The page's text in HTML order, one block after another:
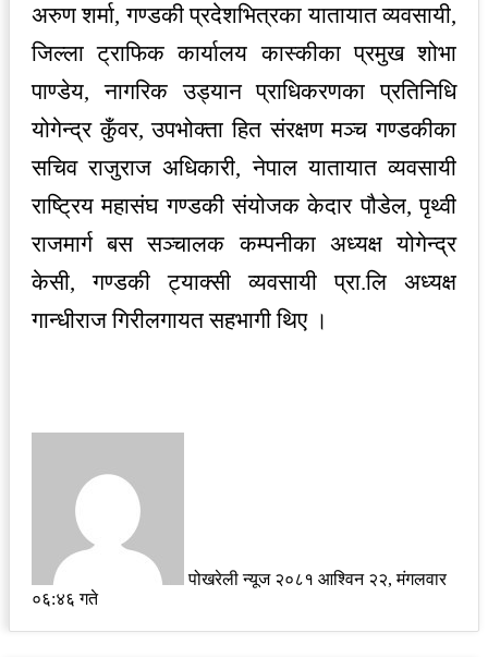
अरुण शर्मा, गण्डकी प्रदेशभित्रका यातायात व्यवसायी,
जिल्ला ट्राफिक कार्यालय कास्कीका प्रमुख शोभा
पाण्डेय, नागरिक उड्यान प्राधिकरणका प्रतिनिधि
योगेन्द्र कुँवर, उपभोक्ता हित संरक्षण मञ्च गण्डकीका
सचिव राजुराज अधिकारी, नेपाल यातायात व्यवसायी
राष्ट्रिय महासंघ गण्डकी संयोजक केदार पौडेल, पृथ्वी
राजमार्ग बस सञ्चालक कम्पनीका अध्यक्ष योगेन्द्र
केसी, गण्डकी ट्याक्सी व्यवसायी प्रा.लि अध्यक्ष
गान्धीराज गिरीलगायत सहभागी थिए ।
पोखरेली न्यूज २०८१ आश्विन २२, मंगलवार
०६:४६ गते